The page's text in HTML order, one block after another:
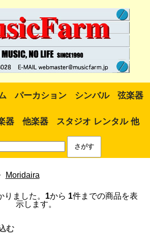
パーカション シンバル 弦楽器
器 他楽器 スタジオ レンタル 他
Moridaira
ました。 1から 1件までの商品を表
示します。
む